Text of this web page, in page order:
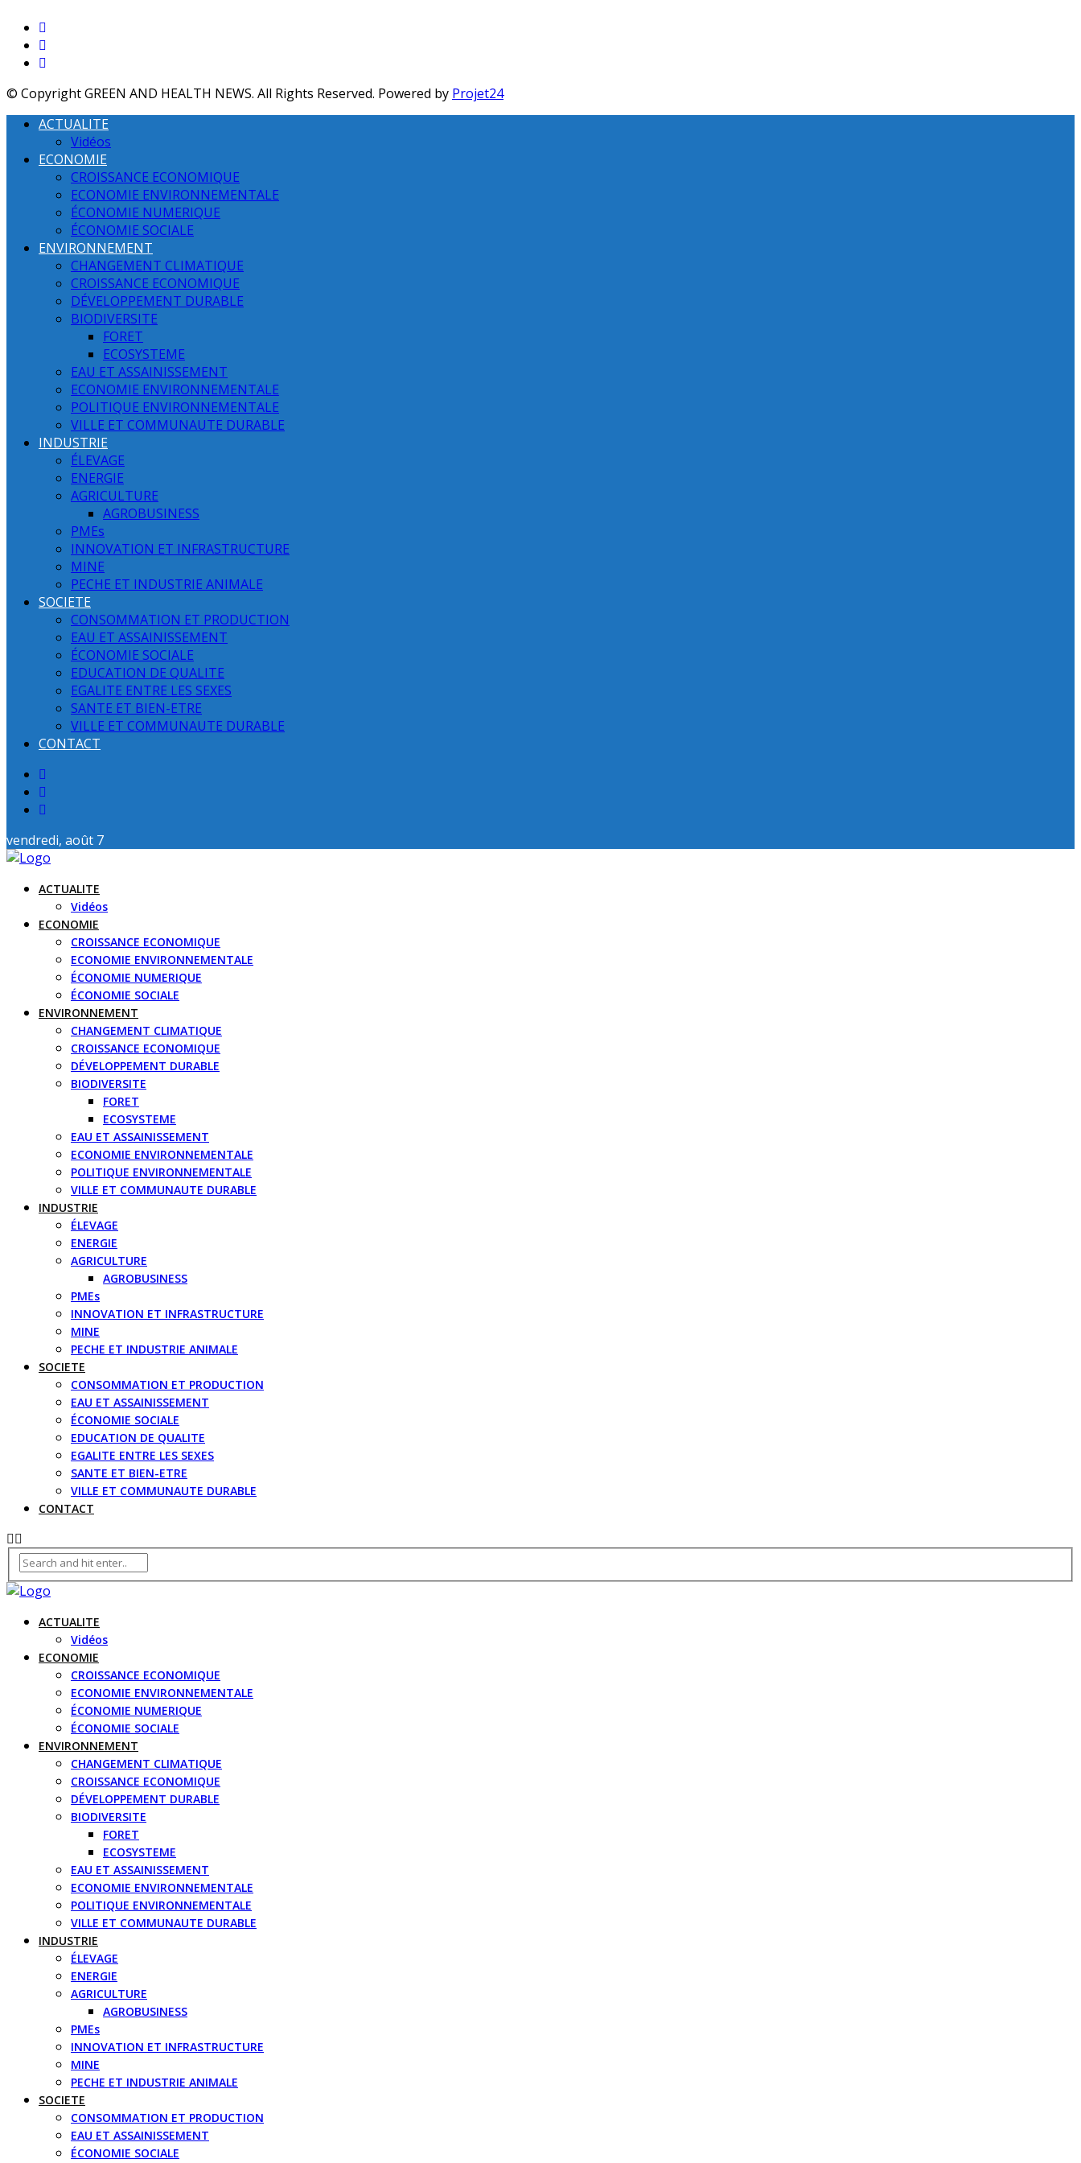
© Copyright GREEN AND HEALTH NEWS. All Rights Reserved. Powered by Projet24
ACTUALITE
Vidéos
ECONOMIE
CROISSANCE ECONOMIQUE
ECONOMIE ENVIRONNEMENTALE
ÉCONOMIE NUMERIQUE
ÉCONOMIE SOCIALE
ENVIRONNEMENT
CHANGEMENT CLIMATIQUE
CROISSANCE ECONOMIQUE
DÉVELOPPEMENT DURABLE
BIODIVERSITE
FORET
ECOSYSTEME
EAU ET ASSAINISSEMENT
ECONOMIE ENVIRONNEMENTALE
POLITIQUE ENVIRONNEMENTALE
VILLE ET COMMUNAUTE DURABLE
INDUSTRIE
ÉLEVAGE
ENERGIE
AGRICULTURE
AGROBUSINESS
PMEs
INNOVATION ET INFRASTRUCTURE
MINE
PECHE ET INDUSTRIE ANIMALE
SOCIETE
CONSOMMATION ET PRODUCTION
EAU ET ASSAINISSEMENT
ÉCONOMIE SOCIALE
EDUCATION DE QUALITE
EGALITE ENTRE LES SEXES
SANTE ET BIEN-ETRE
VILLE ET COMMUNAUTE DURABLE
CONTACT
vendredi, août 7
ACTUALITE
Vidéos
ECONOMIE
CROISSANCE ECONOMIQUE
ECONOMIE ENVIRONNEMENTALE
ÉCONOMIE NUMERIQUE
ÉCONOMIE SOCIALE
ENVIRONNEMENT
CHANGEMENT CLIMATIQUE
CROISSANCE ECONOMIQUE
DÉVELOPPEMENT DURABLE
BIODIVERSITE
FORET
ECOSYSTEME
EAU ET ASSAINISSEMENT
ECONOMIE ENVIRONNEMENTALE
POLITIQUE ENVIRONNEMENTALE
VILLE ET COMMUNAUTE DURABLE
INDUSTRIE
ÉLEVAGE
ENERGIE
AGRICULTURE
AGROBUSINESS
PMEs
INNOVATION ET INFRASTRUCTURE
MINE
PECHE ET INDUSTRIE ANIMALE
SOCIETE
CONSOMMATION ET PRODUCTION
EAU ET ASSAINISSEMENT
ÉCONOMIE SOCIALE
EDUCATION DE QUALITE
EGALITE ENTRE LES SEXES
SANTE ET BIEN-ETRE
VILLE ET COMMUNAUTE DURABLE
CONTACT
ACTUALITE
Vidéos
ECONOMIE
CROISSANCE ECONOMIQUE
ECONOMIE ENVIRONNEMENTALE
ÉCONOMIE NUMERIQUE
ÉCONOMIE SOCIALE
ENVIRONNEMENT
CHANGEMENT CLIMATIQUE
CROISSANCE ECONOMIQUE
DÉVELOPPEMENT DURABLE
BIODIVERSITE
FORET
ECOSYSTEME
EAU ET ASSAINISSEMENT
ECONOMIE ENVIRONNEMENTALE
POLITIQUE ENVIRONNEMENTALE
VILLE ET COMMUNAUTE DURABLE
INDUSTRIE
ÉLEVAGE
ENERGIE
AGRICULTURE
AGROBUSINESS
PMEs
INNOVATION ET INFRASTRUCTURE
MINE
PECHE ET INDUSTRIE ANIMALE
SOCIETE
CONSOMMATION ET PRODUCTION
EAU ET ASSAINISSEMENT
ÉCONOMIE SOCIALE